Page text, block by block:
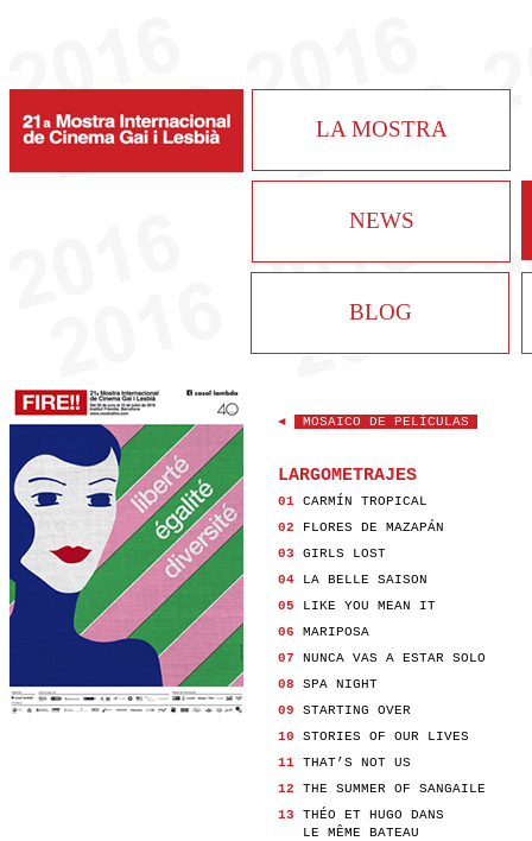
LA MOSTRA
NEWS
BLOG
◄ MOSAICO DE PELÍCULAS
LARGOMETRAJES
01 CARMÍN TROPICAL
02 FLORES DE MAZAPÁN
03 GIRLS LOST
04 LA BELLE SAISON
05 LIKE YOU MEAN IT
06 MARIPOSA
07 NUNCA VAS A ESTAR SOLO
08 SPA NIGHT
09 STARTING OVER
10 STORIES OF OUR LIVES
11 THAT’S NOT US
12 THE SUMMER OF SANGAILE
13 THÉO ET HUGO DANS
LE MÊME BATEAU